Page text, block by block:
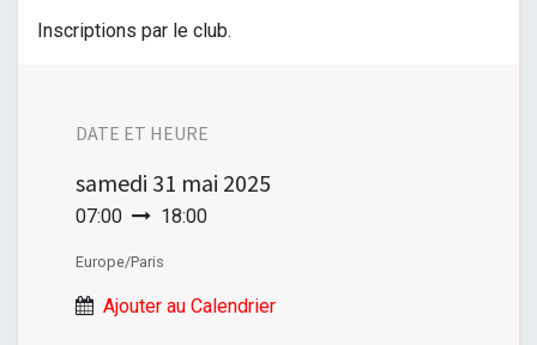
Inscriptions par le club.
DATE ET HEURE
samedi 31 mai 2025
07:00 18:00
Europe/Paris
Ajouter au Calendrier